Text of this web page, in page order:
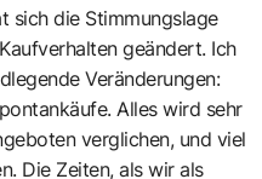
sich die Stimmungslage
geändert. Ich
Veränderungen:
Alles wird sehr
verglichen, und viel
Die Zeiten, als wir als